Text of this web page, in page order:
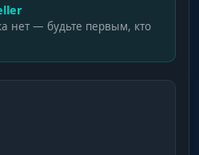
нет — будьте первым, кто